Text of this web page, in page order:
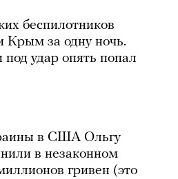
беспилотников
Крым за одну ночь.
под удар опять попал
в США Ольгу
в незаконном
гривен (это